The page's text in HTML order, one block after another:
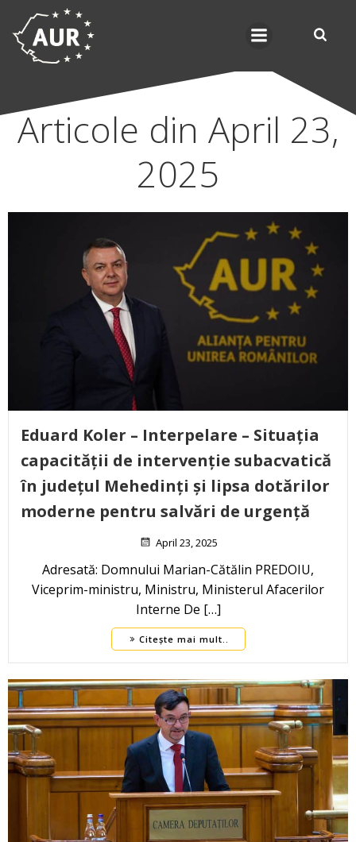
Articole din April 23,
2025
Eduard Koler – Interpelare – Situația
capacității de intervenție subacvatică
în județul Mehedinți și lipsa dotărilor
moderne pentru salvări de urgență
April 23, 2025
Adresată: Domnului Marian-Cătălin PREDOIU,
Viceprim-ministru, Ministru, Ministerul Afacerilor
Interne De […]
Citește mai mult..